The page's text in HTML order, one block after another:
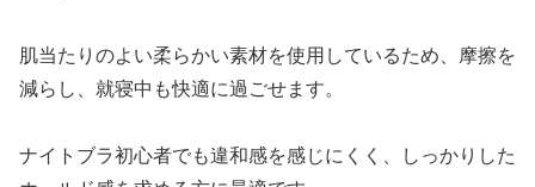
肌当たりのよい柔らかい素材を使用しているため、摩擦を
減らし、就寝中も快適に過ごせます。
ナイトブラ初心者でも違和感を感じにくく、しっかりした